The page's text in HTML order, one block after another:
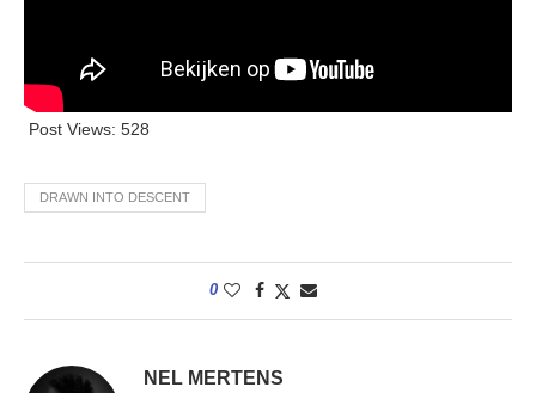
Post Views: 528
DRAWN INTO DESCENT
0
NEL MERTENS